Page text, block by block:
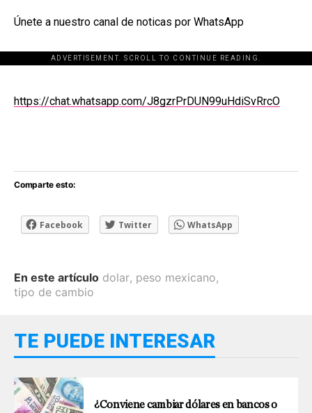
Únete a nuestro canal de noticas por WhatsApp
ADVERTISEMENT. SCROLL TO CONTINUE READING.
[adsforwp id="243463"]
https://chat.whatsapp.com/J8gzrPrDUN99uHdiSvRrcO
Comparte esto:
Facebook Twitter WhatsApp
En este artículo dolar, peso mexicano,
tipo de cambio
TE PUEDE INTERESAR
¿Conviene cambiar dólares en bancos o